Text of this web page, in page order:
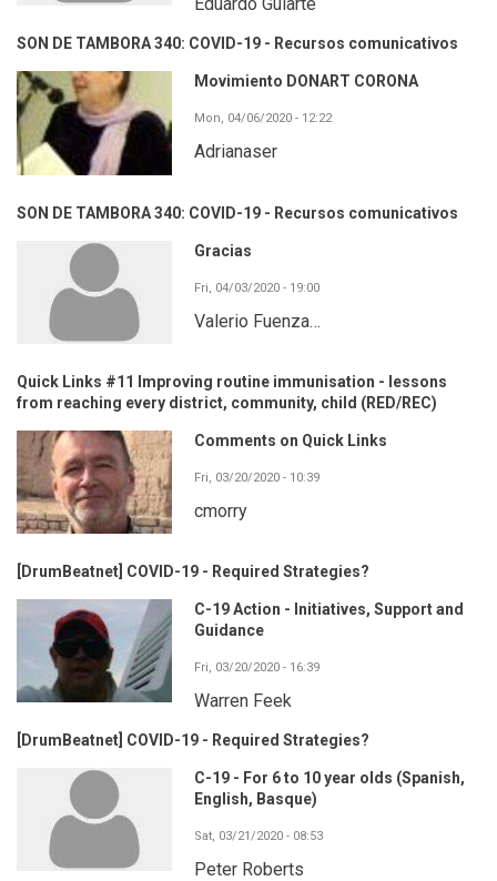
SON DE TAMBORA 340: COVID-19 - Recursos comunicativos
Movimiento DONART CORONA
Mon, 04/06/2020 - 12:22
Adrianaser
SON DE TAMBORA 340: COVID-19 - Recursos comunicativos
Gracias
Fri, 04/03/2020 - 19:00
Valerio Fuenza…
Quick Links #11 Improving routine immunisation - lessons
from reaching every district, community, child (RED/REC)
Comments on Quick Links
Fri, 03/20/2020 - 10:39
cmorry
[DrumBeatnet] COVID-19 - Required Strategies?
C-19 Action - Initiatives, Support and
Guidance
Fri, 03/20/2020 - 16:39
Warren Feek
[DrumBeatnet] COVID-19 - Required Strategies?
C-19 - For 6 to 10 year olds (Spanish,
English, Basque)
Sat, 03/21/2020 - 08:53
Peter Roberts